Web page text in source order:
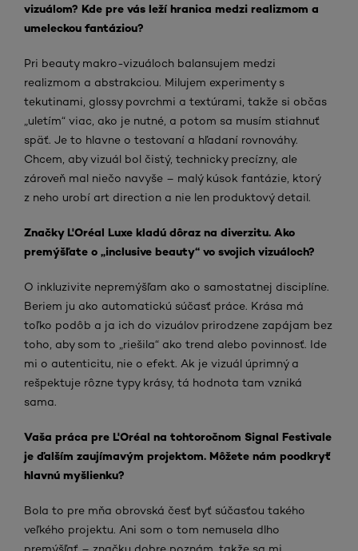
vizuálom? Kde pre vás leží hranica medzi realizmom a
umeleckou fantáziou?
Pri beauty makro-vizuáloch balansujem medzi
realizmom a abstrakciou. Milujem experimenty s
tekutinami, glossy povrchmi a textúrami, takže si občas
„uletím“ viac, ako je nutné, a potom sa musím stiahnuť
späť. Je to hlavne o testovaní a hľadaní rovnováhy.
Chcem, aby vizuál bol čistý, technicky precízny, ale
zároveň mal niečo navyše – malý kúsok fantázie, ktorý
z neho urobí art direction a nie len produktový detail.
Značky L'Oréal Luxe kladú dôraz na diverzitu. Ako
premýšľate o „inclusive beauty“ vo svojich vizuáloch?
O inkluzivite nepremýšľam ako o samostatnej disciplíne.
Beriem ju ako automatickú súčasť práce. Krása má
toľko podôb a ja ich do vizuálov prirodzene zapájam bez
toho, aby som to „riešila“ ako trend alebo povinnosť. Ide
mi o autenticitu, nie o efekt. Ak je vizuál úprimný a
rešpektuje rôzne typy krásy, tá hodnota tam vzniká
sama.
Vaša práca pre L'Oréal na tohtoročnom Signal Festivale
je ďalším zaujímavým projektom. Môžete nám poodkryť
hlavnú myšlienku?
Bola to pre mňa obrovská česť byť súčasťou takého
veľkého projektu. Ani som o tom nemusela dlho
premýšľať – značku dobre poznám, takže sa mi